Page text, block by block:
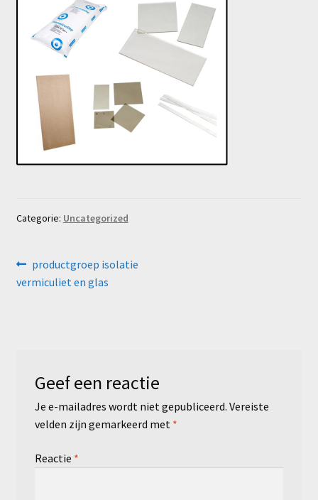
Categorie: Uncategorized
Bericht
navigatie
Vorig
bericht:
productgroep isolatie
vermiculiet en glas
Geef een reactie
Je e-mailadres wordt niet gepubliceerd. Vereiste
velden zijn gemarkeerd met *
Reactie *